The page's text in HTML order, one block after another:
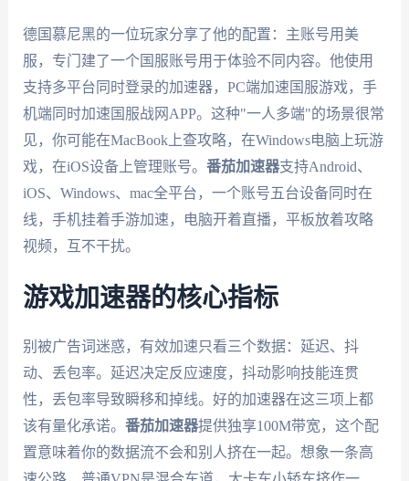
德国慕尼黑的一位玩家分享了他的配置：主账号用美
服，专门建了一个国服账号用于体验不同内容。他使用
支持多平台同时登录的加速器，PC端加速国服游戏，手
机端同时加速国服战网APP。这种"一人多端"的场景很常
见，你可能在MacBook上查攻略，在Windows电脑上玩游
戏，在iOS设备上管理账号。 番茄加速器支持Android、
iOS、Windows、mac全平台，一个账号五台设备同时在
线，手机挂着手游加速，电脑开着直播，平板放着攻略
视频，互不干扰。
游戏加速器的核心指标
别被广告词迷惑，有效加速只看三个数据：延迟、抖
动、丢包率。延迟决定反应速度，抖动影响技能连贯
性，丢包率导致瞬移和掉线。好的加速器在这三项上都
该有量化承诺。 番茄加速器提供独享100M带宽，这个配
置意味着你的数据流不会和别人挤在一起。想象一条高